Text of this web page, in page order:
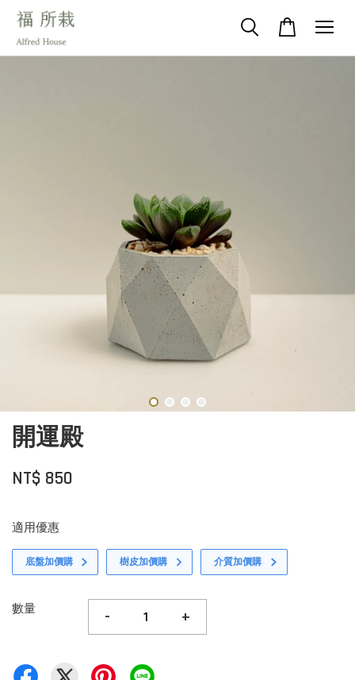
開運殿
NT$ 850
適用優惠
底盤加價購 樹皮加價購 介質加價購
數量 - +